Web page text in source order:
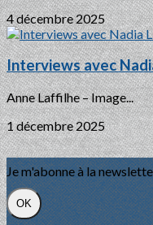
4 décembre 2025
Interviews avec
Anne Laffilhe – Image...
1 décembre 2025
Je m'abonne à la
OK